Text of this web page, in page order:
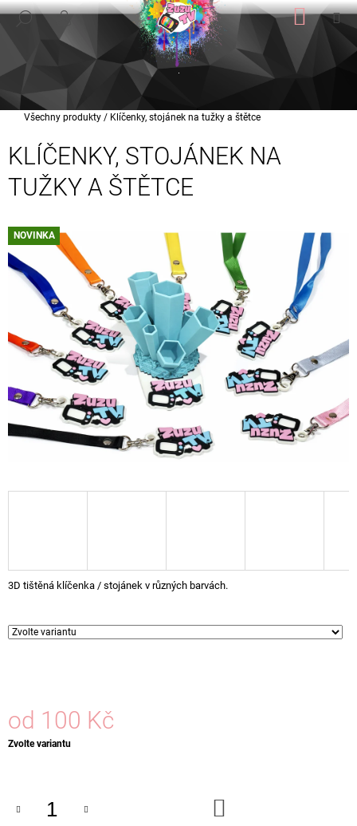
Přejít
HLEDAT
PŘIHLÁŠENÍ KOŠÍK
Domů
Všechny produkty / Klíčenky, stojánek na tužky a štětce
KLÍČENKY, STOJÁNEK NA
TUŽKY A ŠTĚTCE
NOVINKA
3D tištěná klíčenka / stojánek v různých barvách.
od 100 Kč
Měrná
Zvolte variantu
K
Í
K
ZPĚT
ZPĚT
O
O
T
Ř
B
U
J
E
N
J
Í
T